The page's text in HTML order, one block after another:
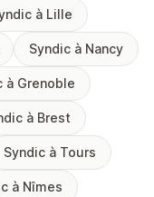
à Lille
Syndic à Nancy
à Grenoble
à Brest
Syndic à Tours
à Nîmes